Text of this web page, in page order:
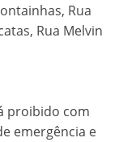
Rua
Rua Melvin
proibido com
emergência e